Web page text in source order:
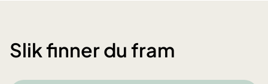
Slik finner du fram